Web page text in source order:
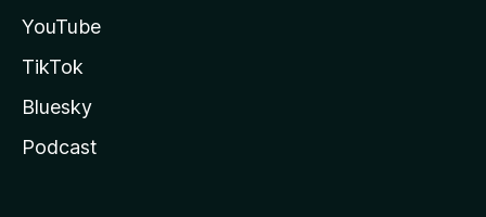
YouTube
TikTok
Bluesky
Podcast